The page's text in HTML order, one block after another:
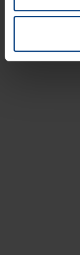
kedykoľvek
našej webovej